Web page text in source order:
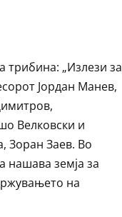
трибина: „Излези за
Јордан Манев,
Велковски и
Зоран Заев. Во
нашава земја за
на